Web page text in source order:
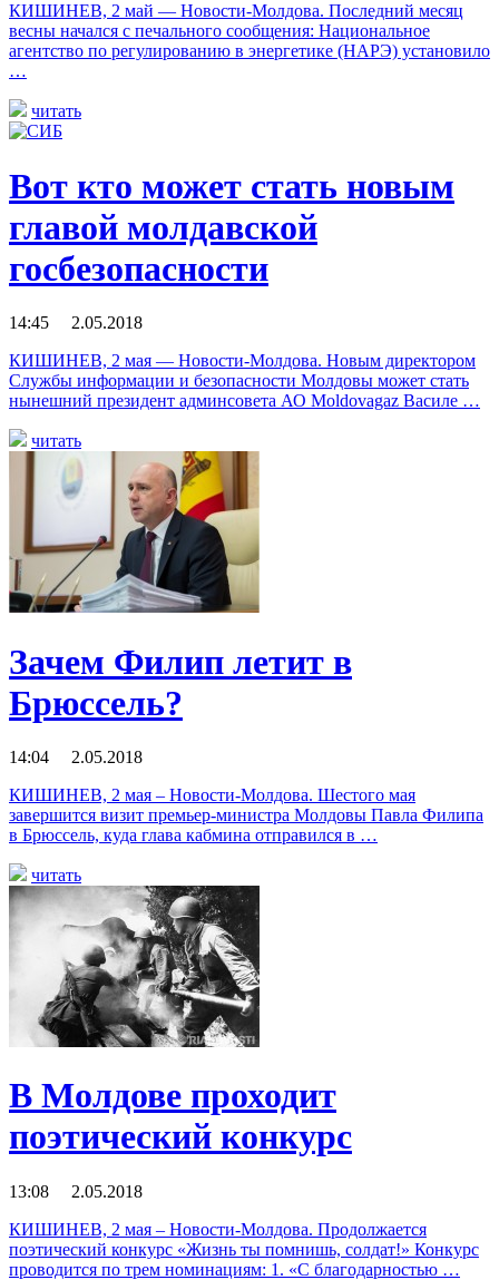
КИШИНЕВ, 2 май — Новости-Молдова. Последний месяц
весны начался с печального сообщения: Национальное
агентство по регулированию в энергетике (НАРЭ) установило
…
читать
Вот кто может стать новым
главой молдавской
госбезопасности
14:45 2.05.2018
КИШИНЕВ, 2 мая — Новости-Молдова. Новым директором
Службы информации и безопасности Молдовы может стать
нынешний президент админсовета АО Moldovagaz Василе …
читать
Зачем Филип летит в
Брюссель?
14:04 2.05.2018
КИШИНЕВ, 2 мая – Новости-Молдова. Шестого мая
завершится визит премьер-министра Молдовы Павла Филипа
в Брюссель, куда глава кабмина отправился в …
читать
В Молдове проходит
поэтический конкурс
13:08 2.05.2018
КИШИНЕВ, 2 мая – Новости-Молдова. Продолжается
поэтический конкурс «Жизнь ты помнишь, солдат!» Конкурс
проводится по трем номинациям: 1. «С благодарностью …